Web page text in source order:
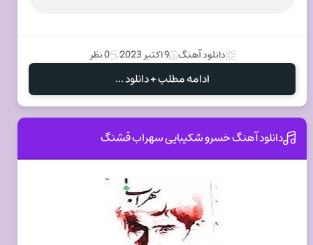
دانلود آهنگ 9 اکتبر 2023 0 نظر
ادامه مطلب + دانلود ...
دانلود آهنگ خسرو شکیبایی سهراب قشنگ